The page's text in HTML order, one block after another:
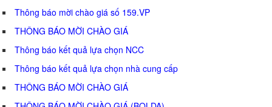
Thông báo mời chào giá số 159.VP
THÔNG BÁO MỜI CHÀO GIÁ
Thông báo kết quả lựa chọn NCC
Thông báo kết quả lựa chọn nhà cung cấp
THÔNG BÁO MỜI CHÀO GIÁ